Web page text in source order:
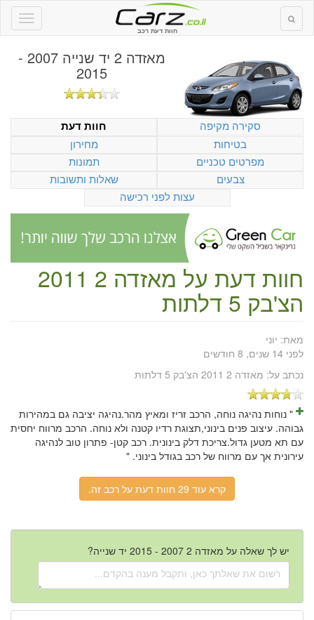
חוות דעת רכב
מאזדה 2 יד שנייה 2007 -
2015
סקירה מקיפה
חוות דעת
בטיחות
מחירון
מפרטים טכניים
תמונות
צבעים
שאלות ותשובות
עצות לפני רכישה
חוות דעת על מאזדה 2 2011
הצ'בק 5 דלתות
מאת: יוני
לפני 14 שנים, 8 חודשים
נכתב על: מאזדה 2 2011 הצ'בק 5 דלתות
" נוחות נהיגה נוחה, הרכב זריז ומאיץ מהר.נהיגה יציבה גם במהירות
גבוהה. עיצוב פנים בינוני,תצוגת רדיו קטנה ולא נוחה. הרכב מרווח יחסית
עם תא מטען גדול.צריכת דלק בינונית. רכב קטן- פתרון טוב לנהיגה
עירונית אך עם מרווח של רכב בגודל בינוני. "
קרא עוד 29 חוות דעת על רכב זה.
יש לך שאלה על מאזדה 2 2007 - 2015 יד שנייה?